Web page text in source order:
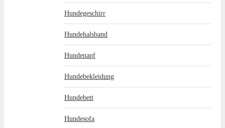
Hundegeschirr
Hundehalsband
Hundenapf
Hundebekleidung
Hundebett
Hundesofa